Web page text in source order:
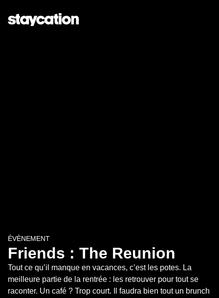
ÉVÈNEMENT
Friends : The Reunion
Tout ce qu’il manque en vacances, c’est les potes. La
meilleure partie de la rentrée : les retrouver pour tout se
raconter. Un café ? Trop court. Il faudra bien tout un brunch